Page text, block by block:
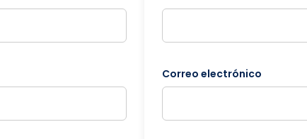
Correo electrónico